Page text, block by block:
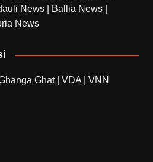
News Ballia News
News
Ghat| VDA VNN